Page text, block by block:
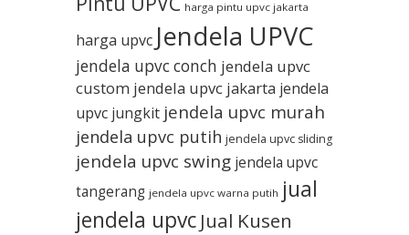
harga pintu upvc jakarta
harga upvc Jendela UPVC
jendela upvc conch jendela upvc
custom jendela upvc jakarta jendela
upvc jungkit jendela upvc murah
jendela upvc putih jendela upvc sliding
jendela upvc swing jendela upvc
tangerang jendela upvc warna putih jual
jendela upvc Jual Kusen